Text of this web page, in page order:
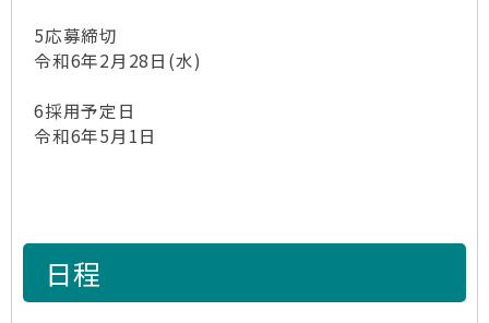
5応募締切
令和6年2月28日(水)
6採用予定日
令和6年5月1日
日程